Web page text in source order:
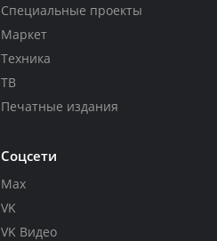
Специальные проекты
Маркет
Техника
ТВ
Печатные издания
Соцсети
Max
VK
VK Видео